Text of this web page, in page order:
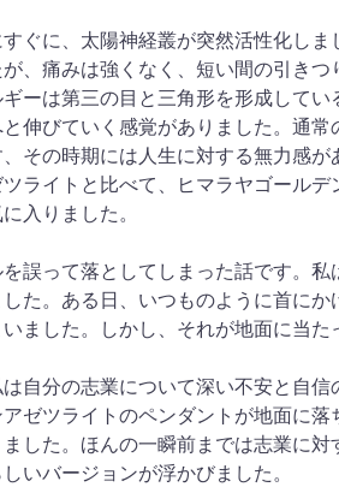
ぐに、太陽神経叢が突然活性化し
、痛みは強くなく、短い間の引き
ーは第三の目と三角形を形成して
伸びていく感覚がありました。通
その時期には人生に対する無力感
ライトと比べて、ヒマラヤゴール
入りました。
誤って落としてしまった話です。
た。ある日、いつものように首に
ました。しかし、それが地面に当
自分の志業について深い不安と自
ゼツライトのペンダントが地面に
した。ほんの一瞬前までは志業に
いバージョンが浮かびました。